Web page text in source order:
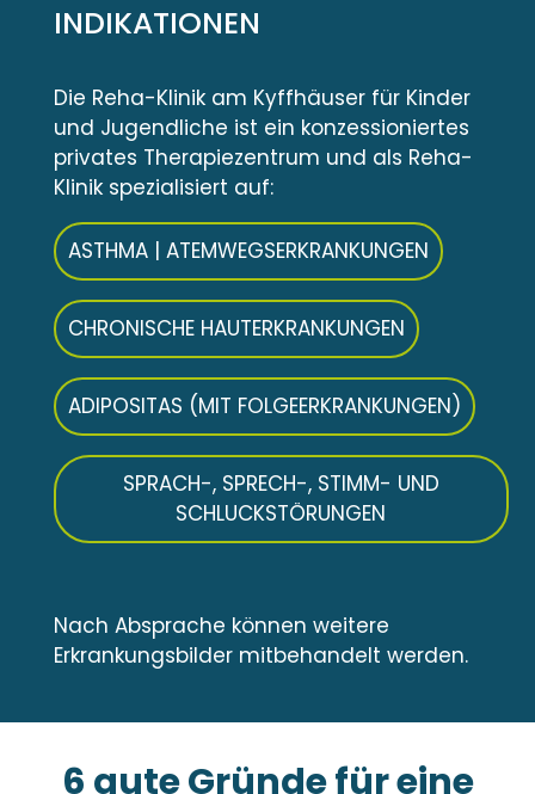
INDIKATIONEN
Die Reha-Klinik am Kyffhäuser für Kinder
und Jugendliche ist ein konzessioniertes
privates Therapiezentrum und als Reha-
Klinik spezialisiert auf:
ASTHMA | ATEMWEGSERKRANKUNGEN
CHRONISCHE HAUTERKRANKUNGEN
ADIPOSITAS (MIT FOLGEERKRANKUNGEN)
SPRACH-, SPRECH-, STIMM- UND
SCHLUCKSTÖRUNGEN
Nach Absprache können weitere
Erkrankungsbilder mitbehandelt werden.
6 gute Gründe für eine